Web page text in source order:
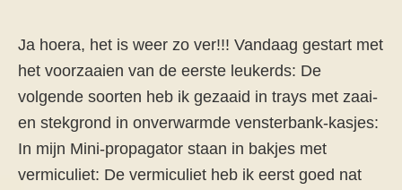
Ja hoera, het is weer zo ver!!! Vandaag gestart met
het voorzaaien van de eerste leukerds: De
volgende soorten heb ik gezaaid in trays met zaai-
en stekgrond in onverwarmde vensterbank-kasjes:
In mijn Mini-propagator staan in bakjes met
vermiculiet: De vermiculiet heb ik eerst goed nat